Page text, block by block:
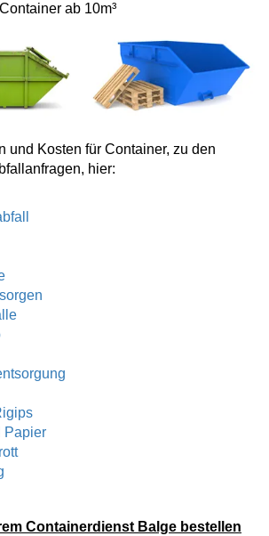
ab 10m³
und Kosten für Container, zu den
hier:
Papier
Containerdienst Balge bestellen